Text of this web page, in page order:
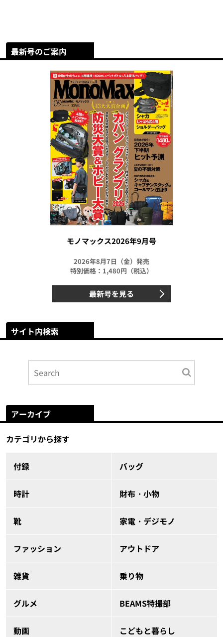
最新号のご案内
モノマックス2026年9月号
2026年8月7日（金）発売
特別価格：1,480円（税込）
最新号を見る
サイト内検索
アーカイブ
カテゴリから探す
付録 バッグ
時計 財布・小物
靴 家電・デジモノ
ファッション アウトドア
雑貨 乗り物
グルメ BEAMS特撮部
動画 こどもと暮らし